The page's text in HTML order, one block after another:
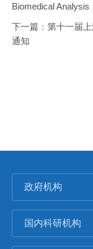
Biomedical Analysis
下一篇： 第十一届
通知
政府机构
国内科研机构